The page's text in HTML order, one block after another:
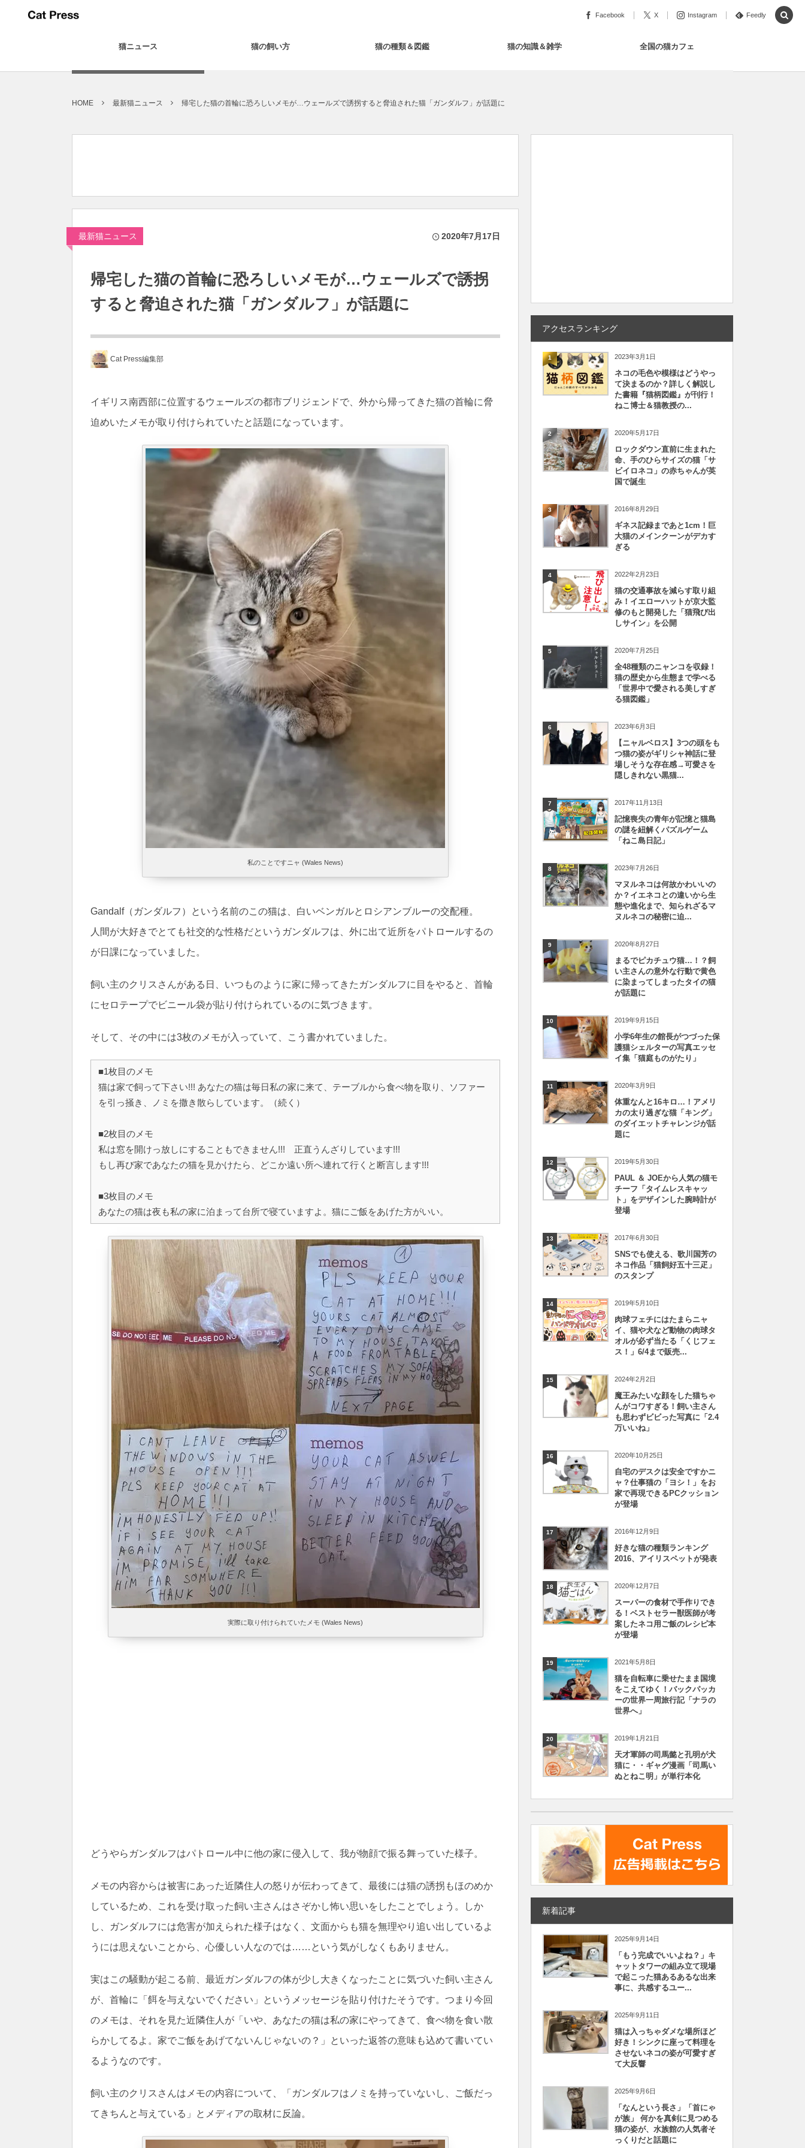
Facebook X Instagram Feedly
猫ニュース 猫の飼い方 猫の種類＆図鑑 猫の知識＆雑学 全国の猫カフェ
HOME 最新猫ニュース 帰宅した猫の首輪に恐ろしいメモが…ウェールズで誘拐すると脅迫された猫「ガンダルフ」が話題に
最新猫ニュース 2020年7月17日
帰宅した猫の首輪に恐ろしいメモが…ウェールズで誘拐
すると脅迫された猫「ガンダルフ」が話題に
Cat Press編集部
イギリス南西部に位置するウェールズの都市ブリジェンドで、外から帰ってきた猫の首輪に脅
迫めいたメモが取り付けられていたと話題になっています。
私のことですニャ (Wales News)
Gandalf（ガンダルフ）という名前のこの猫は、白いベンガルとロシアンブルーの交配種。
人間が大好きでとても社交的な性格だというガンダルフは、外に出て近所をパトロールするの
が日課になっていました。
飼い主のクリスさんがある日、いつものように家に帰ってきたガンダルフに目をやると、首輪
にセロテープでビニール袋が貼り付けられているのに気づきます。
そして、その中には3枚のメモが入っていて、こう書かれていました。
■1枚目のメモ
猫は家で飼って下さい!!! あなたの猫は毎日私の家に来て、テーブルから食べ物を取り、ソファー
を引っ掻き、ノミを撒き散らしています。（続く）
■2枚目のメモ
私は窓を開けっ放しにすることもできません!!! 正直うんざりしています!!!
もし再び家であなたの猫を見かけたら、どこか遠い所へ連れて行くと断言します!!!
■3枚目のメモ
あなたの猫は夜も私の家に泊まって台所で寝ていますよ。猫にご飯をあげた方がいい。
実際に取り付けられていたメモ (Wales News)
どうやらガンダルフはパトロール中に他の家に侵入して、我が物顔で振る舞っていた様子。
メモの内容からは被害にあった近隣住人の怒りが伝わってきて、最後には猫の誘拐もほのめか
しているため、これを受け取った飼い主さんはさぞかし怖い思いをしたことでしょう。しか
し、ガンダルフには危害が加えられた様子はなく、文面からも猫を無理やり追い出しているよ
うには思えないことから、心優しい人なのでは……という気がしなくもありません。
実はこの騒動が起こる前、最近ガンダルフの体が少し大きくなったことに気づいた飼い主さん
が、首輪に「餌を与えないでください」というメッセージを貼り付けたそうです。つまり今回
のメモは、それを見た近隣住人が「いや、あなたの猫は私の家にやってきて、食べ物を食い散
らかしてるよ。家でご飯をあげてないんじゃないの？」といった返答の意味も込めて書いてい
るようなのです。
飼い主のクリスさんはメモの内容について、「ガンダルフはノミを持っていないし、ご飯だっ
てきちんと与えている」とメディアの取材に反論。
アクセスランキング
1 2023年3月1日
ネコの毛色や模様はどうやっ
て決まるのか？詳しく解説し
た書籍『猫柄図鑑』が刊行！
ねこ博士＆猫教授の...
2 2020年5月17日
ロックダウン直前に生まれた
命、手のひらサイズの猫「サ
ビイロネコ」の赤ちゃんが英
国で誕生
3 2016年8月29日
ギネス記録まであと1cm！巨
大猫のメインクーンがデカす
ぎる
4 2022年2月23日
猫の交通事故を減らす取り組
み！イエローハットが京大監
修のもと開発した「猫飛び出
しサイン」を公開
5 2020年7月25日
全48種類のニャンコを収録！
猫の歴史から生態まで学べる
「世界中で愛される美しすぎ
る猫図鑑」
6 2023年6月3日
【ニャルベロス】3つの頭をも
つ猫の姿がギリシャ神話に登
場しそうな存在感→可愛さを
隠しきれない黒猫...
7 2017年11月13日
記憶喪失の青年が記憶と猫島
の謎を紐解くパズルゲーム
「ねこ島日記」
8 2023年7月26日
マヌルネコは何故かわいいの
か？イエネコとの違いから生
態や進化まで、知られざるマ
ヌルネコの秘密に迫...
9 2020年8月27日
まるでピカチュウ猫…！？飼
い主さんの意外な行動で黄色
に染まってしまったタイの猫
が話題に
10 2019年9月15日
小学6年生の館長がつづった保
護猫シェルターの写真エッセ
イ集「猫庭ものがたり」
11 2020年3月9日
体重なんと16キロ…！アメリ
カの太り過ぎな猫「キング」
のダイエットチャレンジが話
題に
12 2019年5月30日
PAUL ＆ JOEから人気の猫モ
チーフ「タイムレスキャッ
ト」をデザインした腕時計が
登場
13 2017年6月30日
SNSでも使える、歌川国芳の
ネコ作品「猫飼好五十三疋」
のスタンプ
14 2019年5月10日
肉球フェチにはたまらニャ
イ、猫や犬など動物の肉球タ
オルが必ず当たる「くじフェ
ス！」6/4まで販売...
15 2024年2月2日
魔王みたいな顔をした猫ちゃ
んがコワすぎる！飼い主さん
も思わずビビった写真に「2.4
万いいね」
16 2020年10月25日
自宅のデスクは安全ですかニ
ャ？仕事猫の「ヨシ！」をお
家で再現できるPCクッション
が登場
17 2016年12月9日
好きな猫の種類ランキング
2016、アイリスペットが発表
18 2020年12月7日
スーパーの食材で手作りでき
る！ベストセラー獣医師が考
案したネコ用ご飯のレシピ本
が登場
19 2021年5月8日
猫を自転車に乗せたまま国境
をこえてゆく！バックパッカ
ーの世界一周旅行記「ナラの
世界へ」
20 2019年1月21日
天才軍師の司馬懿と孔明が犬
猫に・・ギャグ漫画「司馬い
ぬとねこ明」が単行本化
新着記事
2025年9月14日
「もう完成でいいよね？」キ
ャットタワーの組み立て現場
で起こった猫あるあるな出来
事に、共感するユー...
2025年9月11日
猫は入っちゃダメな場所ほど
好き！シンクに座って料理を
させないネコの姿が可愛すぎ
て大反響
2025年9月6日
「なんという長さ」「首にゃ
が族」 何かを真剣に見つめる
猫の姿が、水族館の人気者そ
っくりだと話題に